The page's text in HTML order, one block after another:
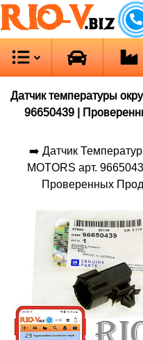
RIO-V.biz
Датчик температуры
96650439 |
➡️ Датчик
MOTORS арт.
Проверенных